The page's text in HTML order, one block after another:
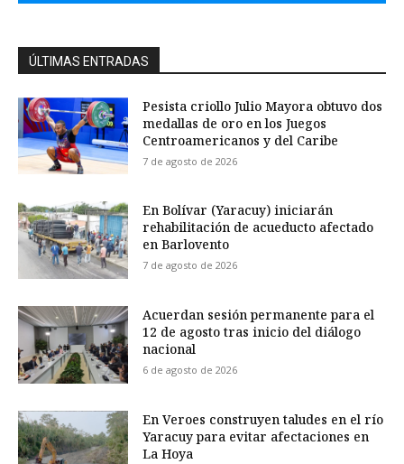
ÚLTIMAS ENTRADAS
Pesista criollo Julio Mayora obtuvo dos
medallas de oro en los Juegos
Centroamericanos y del Caribe
7 de agosto de 2026
En Bolívar (Yaracuy) iniciarán
rehabilitación de acueducto afectado
en Barlovento
7 de agosto de 2026
Acuerdan sesión permanente para el
12 de agosto tras inicio del diálogo
nacional
6 de agosto de 2026
En Veroes construyen taludes en el río
Yaracuy para evitar afectaciones en
La Hoya